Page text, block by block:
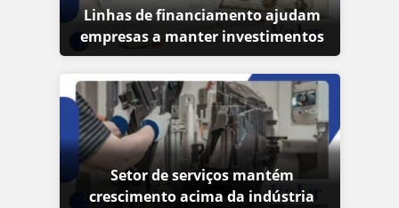
Linhas de financiamento ajudam
empresas a manter investimentos
Setor de serviços mantém
crescimento acima da indústria